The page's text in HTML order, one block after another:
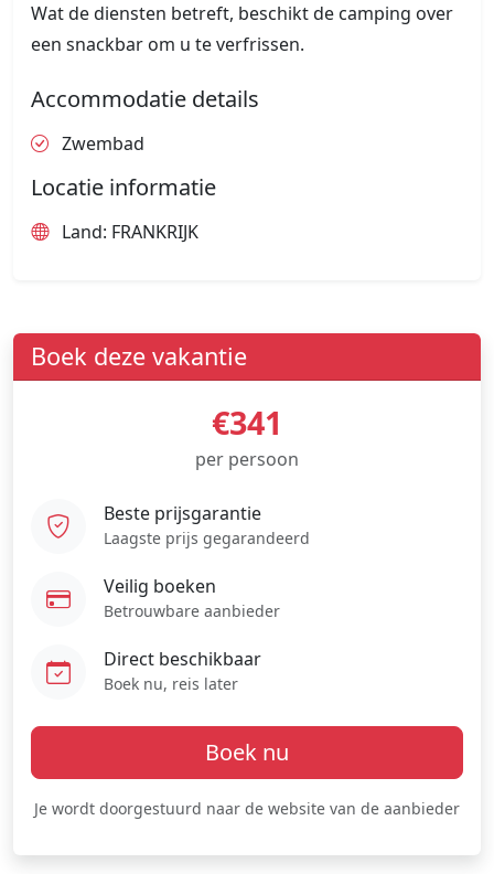
Wat de diensten betreft, beschikt de camping over
een snackbar om u te verfrissen.
Accommodatie details
Zwembad
Locatie informatie
Land: FRANKRIJK
Boek deze vakantie
€341
per persoon
Beste prijsgarantie
Laagste prijs gegarandeerd
Veilig boeken
Betrouwbare aanbieder
Direct beschikbaar
Boek nu, reis later
Boek nu
Je wordt doorgestuurd naar de website van de aanbieder